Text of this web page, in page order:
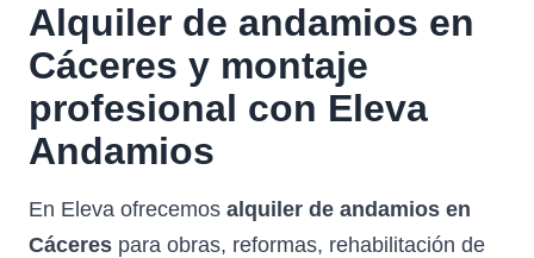
Alquiler de andamios en
Cáceres y montaje
profesional con Eleva
Andamios
En Eleva ofrecemos alquiler de andamios en
Cáceres para obras, reformas, rehabilitación de